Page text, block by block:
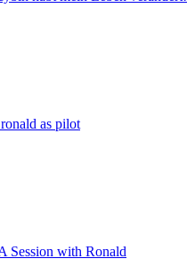
as pilot
Session with Ronald